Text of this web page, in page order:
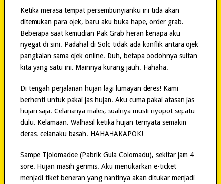
Ketika merasa tempat persembunyianku ini tida akan
ditemukan para ojek, baru aku buka hape, order grab.
Beberapa saat kemudian Pak Grab heran kenapa aku
nyegat di sini. Padahal di Solo tidak ada konflik antara ojek
pangkalan sama ojek online. Duh, betapa bodohnya sultan
kita yang satu ini. Mainnya kurang jauh. Hahaha.
Di tengah perjalanan hujan lagi lumayan deres! Kami
berhenti untuk pakai jas hujan. Aku cuma pakai atasan jas
hujan saja. Celananya males, soalnya musti nyopot sepatu
dulu. Kelamaan. Walhasil ketika hujan ternyata semakin
deras, celanaku basah. HAHAHAKAPOK!
Sampe Tjolomadoe (Pabrik Gula Colomadu), sekitar jam 4
sore. Hujan masih gerimis. Aku menukarkan e-ticket
menjadi tiket beneran yang nantinya akan ditukar menjadi